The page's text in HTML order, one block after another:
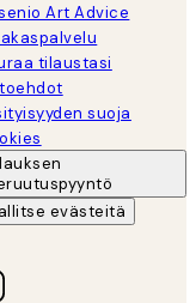
Art Advice
tilaustasi
suoja
evästeitä